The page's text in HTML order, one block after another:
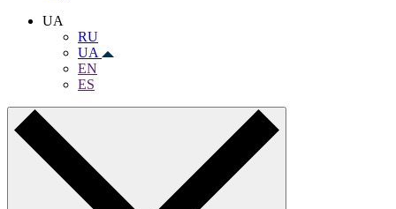
UA
RU
UA
EN
ES